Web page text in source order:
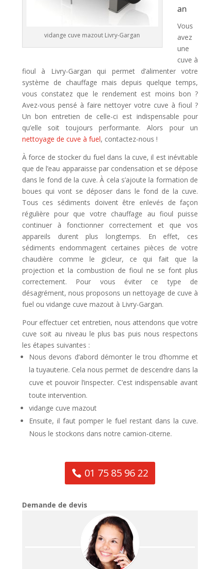
vidange cuve mazout Livry-Gargan
an
Vous
avez
une
cuve à
fioul à Livry-Gargan qui permet d’alimenter votre
système de chauffage mais depuis quelque temps,
vous constatez que le rendement est moins bon ?
Avez-vous pensé à faire nettoyer votre cuve à fioul ?
Un bon entretien de celle-ci est indispensable pour
qu’elle soit toujours performante. Alors pour un
nettoyage de cuve à fuel, contactez-nous !
À force de stocker du fuel dans la cuve, il est inévitable
que de l’eau apparaisse par condensation et se dépose
dans le fond de la cuve. À cela s’ajoute la formation de
boues qui vont se déposer dans le fond de la cuve.
Tous ces sédiments doivent être enlevés de façon
régulière pour que votre chauffage au fioul puisse
continuer à fonctionner correctement et que vos
appareils durent plus longtemps. En effet, ces
sédiments endommagent certaines pièces de votre
chaudière comme le gicleur, ce qui fait que la
projection et la combustion de fioul ne se font plus
correctement. Pour vous éviter ce type de
désagrément, nous proposons un nettoyage de cuve à
fuel ou vidange cuve mazout à Livry-Gargan.
Pour effectuer cet entretien, nous attendons que votre
cuve soit au niveau le plus bas puis nous respectons
les étapes suivantes :
Nous devons d’abord démonter le trou d’homme et
la tuyauterie. Cela nous permet de descendre dans la
cuve et pouvoir l’inspecter. C’est indispensable avant
toute intervention.
vidange cuve mazout
Ensuite, il faut pomper le fuel restant dans la cuve.
Nous le stockons dans notre camion-citerne.
01 75 85 96 22
Demande de devis